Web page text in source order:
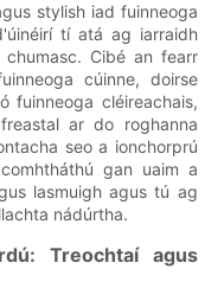
stylish iad fuinneoga
tí atá ag iarraidh
Cibé an fearr
cúinne, doirse
fuinneoga cléireachais,
ar do roghanna
seo a ionchorprú
gan uaim a
lasmuigh agus tú ag
nádúrtha.
Treochtaí agus